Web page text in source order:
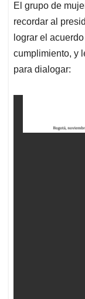
El grupo de
recordar al
lograr el
cumplimiento, y
para dialogar: